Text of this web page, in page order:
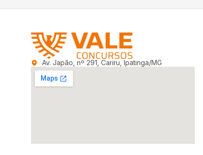
Av. Japão, nº 291, Cariru, Ipatinga/MG